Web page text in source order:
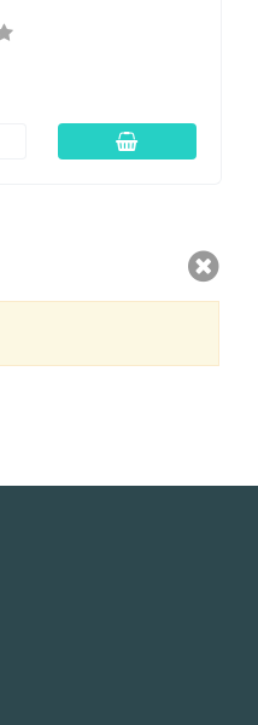
Įdėti į krepšį